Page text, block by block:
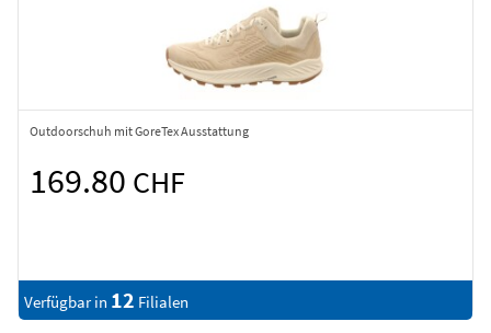
Outdoorschuh mit GoreTex Ausstattung
169.80 CHF
Verfügbar in 12 Filialen